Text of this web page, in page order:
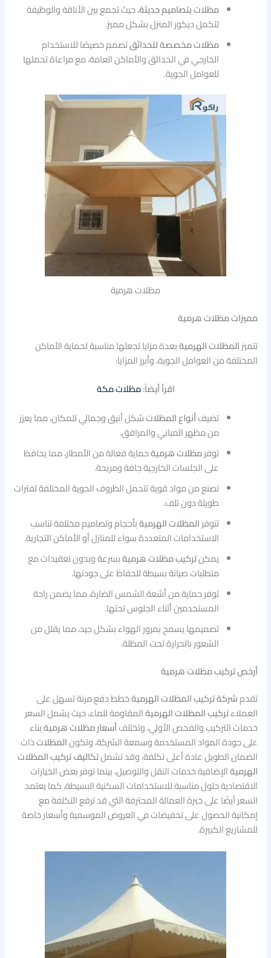
مظلات بتصاميم حديثة، حيث تجمع بين الأناقة والوظيفة
لتكمل ديكور المنزل بشكل مميز.
مظلات مخصصة للحدائقتصمم خصيصًا للاستخدام
الخارجي في الحدائق والأماكن العامة، مع مراعاة تحملها
للعوامل الجوية.
مظلات هرمية
مميزات مظلات هرمية
تتميزالمظلات الهرميةبعدة مزايا تجعلها مناسبة لحماية الأماكن
المختلفة من العوامل الجوية، وأبرز المزايا:
اقرأ أيضاً:مظلات مكة
تضيفأنواع المظلاتشكل أنيق وجمالي للمكان، مما يعزز
من مظهر المباني والمرافق.
توفرمظلات هرميةحماية فعالة من الأمطار، مما يحافظ
على الجلسات الخارجية جافة ومريحة.
تصنع من مواد قوية تتحمل الظروف الجوية المختلفة لفترات
طويلة دون تلف.
تتوفرالمظلات الهرميةبأحجام وتصاميم مختلفة تناسب
الاستخدامات المتعددة سواء للمنازل أو الأماكن التجارية.
يمكنتركيب مظلات هرميةبسرعة وبدون تعقيدات مع
متطلبات صيانة بسيطة للحفاظ على جودتها.
توفر حماية من أشعة الشمس الضارة، مما يضمن راحة
المستخدمين أثناء الجلوس تحتها.
تصميمها يسمح بمرور الهواء بشكل جيد، مما يقلل من
الشعور بالحرارة تحت المظلة.
أرخص تركيب مظلات هرمية
تقدمشركة تركيب المظلات الهرميةخطط دفع مرنة تسهل على
العملاءتركيب المظلات الهرميةالمقاومة للماء، حيث يشمل السعر
خدمات التركيب والفحص الأولي، وتختلفأسعارمظلات هرميةبناء
على جودة المواد المستخدمة وسمعة الشركة، وتكونالمظلاتذات
الضمان الطويل عادة أعلى تكلفة، وقد تشملتكاليف تركيب المظلات
الهرميةالإضافية خدمات النقل والتوصيل، بينما توفر بعض الخيارات
الاقتصادية حلول مناسبة للاستخدامات السكنية البسيطة، كما يعتمد
السعر أيضًا على خبرة العمالة المحترفة التي قد ترفع التكلفة مع
إمكانية الحصول على تخفيضات في العروض الموسمية وأسعار خاصة
للمشاريع الكبيرة.